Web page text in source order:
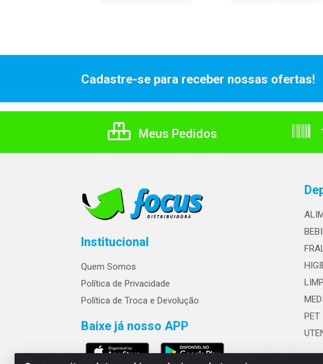
Cadastre-se para receber nossas ofertas!
Meus Pedidos
Institucional
Quem Somos
Política de Privacidade
Política de Troca e Devolução
Baixe já nosso APP
PET